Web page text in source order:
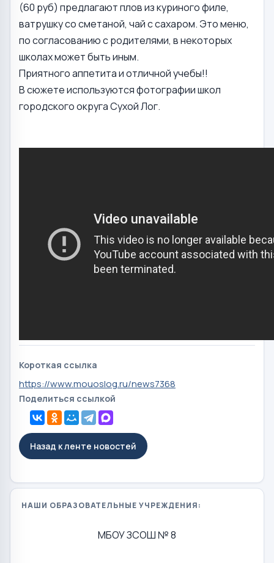
(60 руб) предлагают плов из куриного филе,
ватрушку со сметаной, чай с сахаром. Это меню,
по согласованию с родителями, в некоторых
школах может быть иным.
Приятного аппетита и отличной учебы!!
В сюжете используются фотографии школ
городского округа Сухой Лог.
Короткая ссылка
https://www.mouoslog.ru/news7368
Поделиться ссылкой
Назад к ленте новостей
НАШИ ОБРАЗОВАТЕЛЬНЫЕ УЧРЕЖДЕНИЯ:
МБОУ ЗСОШ № 8